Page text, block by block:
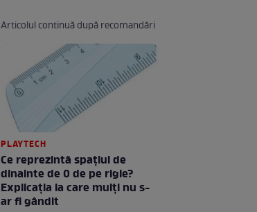
Articolul continuă după recomandări
PLAYTECH
Ce reprezintă spaţiul de
dinainte de 0 de pe rigle?
Explicaţia la care mulţi nu s-
ar fi gândit